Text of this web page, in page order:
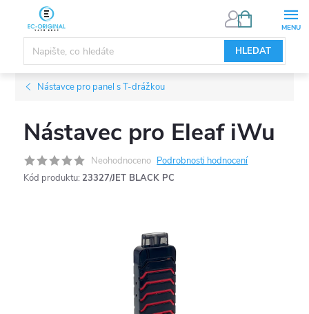
obsah
HLEDAT
NÁKUPNÍ
Nástavce pro panel s T-drážkou
Nástavec pro Eleaf iWu
Neohodnoceno Podrobnosti hodnocení
Kód produktu: 23327/JET BLACK PC